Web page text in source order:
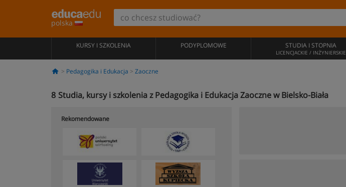
polska
KURSY I SZKOLENIA PODYPLOMOWE STUDIA I STOPNIA
LICENCJACKIE / INŻYNIERSKIE
Pedagogika i Edukacja Zaoczne
8 Studia, kursy i szkolenia z Pedagogika i Edukacja Zaoczne w Bielsko-Biała
Rekomendowane